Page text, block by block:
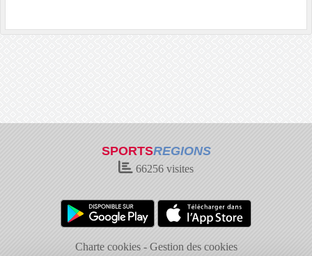
SPORTSREGIONS
66256 visites
Charte cookies
Gestion des cookies